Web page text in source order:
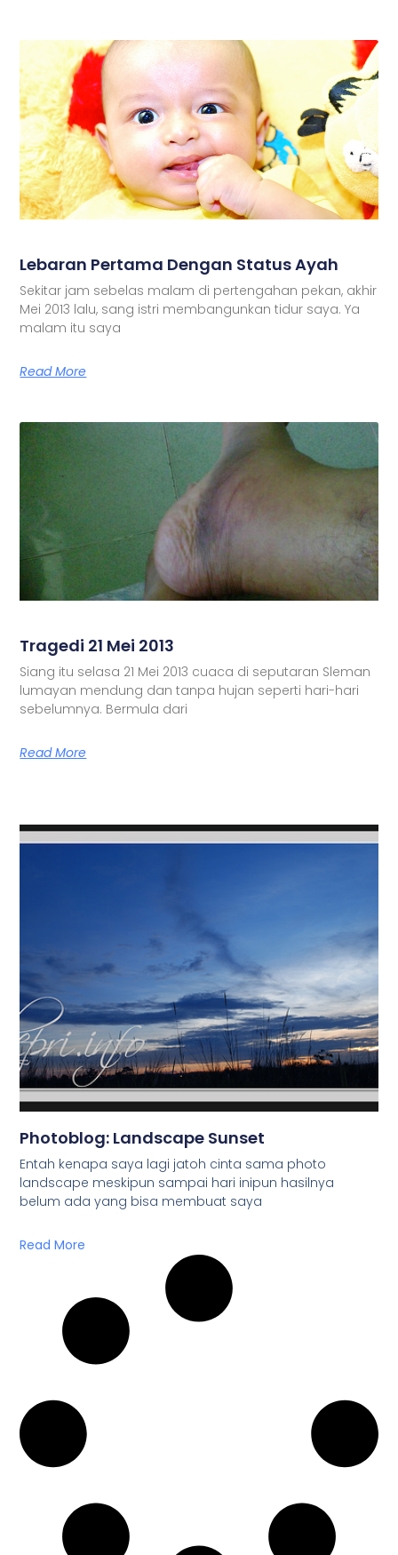
Lebaran Pertama Dengan Status Ayah
Sekitar jam sebelas malam di pertengahan pekan, akhir
Mei 2013 lalu, sang istri membangunkan tidur saya. Ya
malam itu saya
Read More
Tragedi 21 Mei 2013
Siang itu selasa 21 Mei 2013 cuaca di seputaran Sleman
lumayan mendung dan tanpa hujan seperti hari-hari
sebelumnya. Bermula dari
Read More
Photoblog: Landscape Sunset
Entah kenapa saya lagi jatoh cinta sama photo
landscape meskipun sampai hari inipun hasilnya
belum ada yang bisa membuat saya
Read More